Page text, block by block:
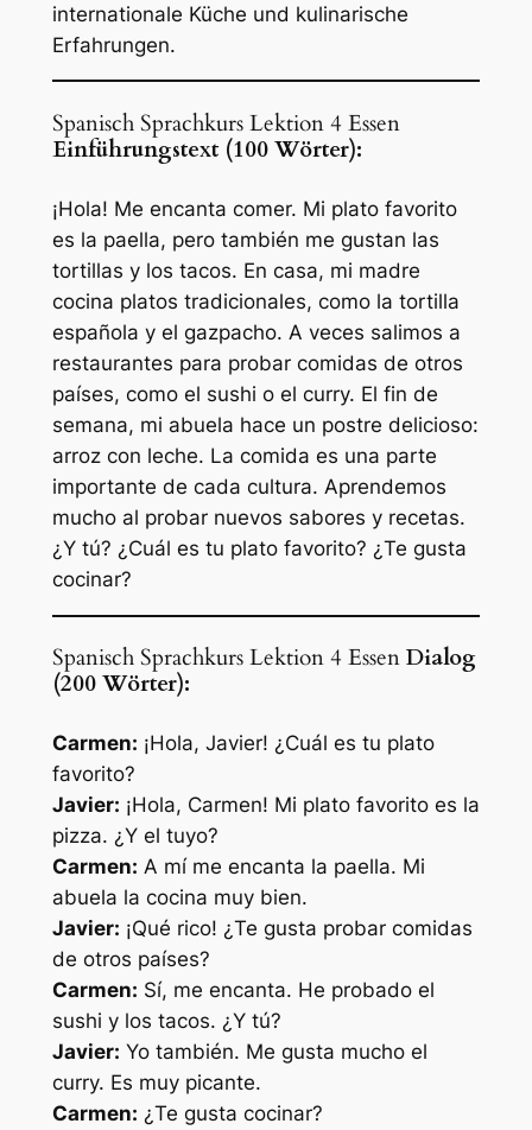
internationale Küche und kulinarische
Erfahrungen.
Spanisch Sprachkurs Lektion 4 Essen
Einführungstext (100 Wörter):
¡Hola! Me encanta comer. Mi plato favorito
es la paella, pero también me gustan las
tortillas y los tacos. En casa, mi madre
cocina platos tradicionales, como la tortilla
española y el gazpacho. A veces salimos a
restaurantes para probar comidas de otros
países, como el sushi o el curry. El fin de
semana, mi abuela hace un postre delicioso:
arroz con leche. La comida es una parte
importante de cada cultura. Aprendemos
mucho al probar nuevos sabores y recetas.
¿Y tú? ¿Cuál es tu plato favorito? ¿Te gusta
cocinar?
Spanisch Sprachkurs Lektion 4 Essen Dialog
(200 Wörter):
Carmen: ¡Hola, Javier! ¿Cuál es tu plato
favorito?
Javier: ¡Hola, Carmen! Mi plato favorito es la
pizza. ¿Y el tuyo?
Carmen: A mí me encanta la paella. Mi
abuela la cocina muy bien.
Javier: ¡Qué rico! ¿Te gusta probar comidas
de otros países?
Carmen: Sí, me encanta. He probado el
sushi y los tacos. ¿Y tú?
Javier: Yo también. Me gusta mucho el
curry. Es muy picante.
Carmen: ¿Te gusta cocinar?